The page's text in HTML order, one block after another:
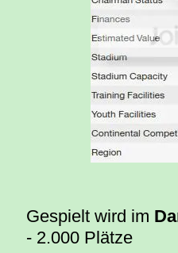
Gespielt wird im
- 2.000 Plätze